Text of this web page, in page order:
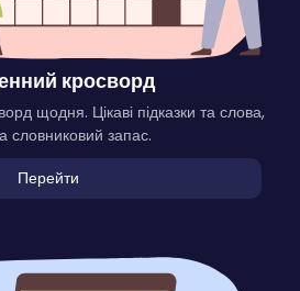
кросворд
щодня. Цікаві підказки та слова,
словниковий запас.
Перейти